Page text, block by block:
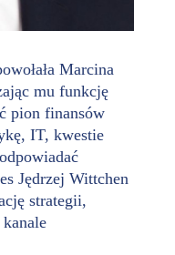
Marcina
mu funkcję
pion finansów
IT, kwestie
Jędrzej Wittchen
strategii,